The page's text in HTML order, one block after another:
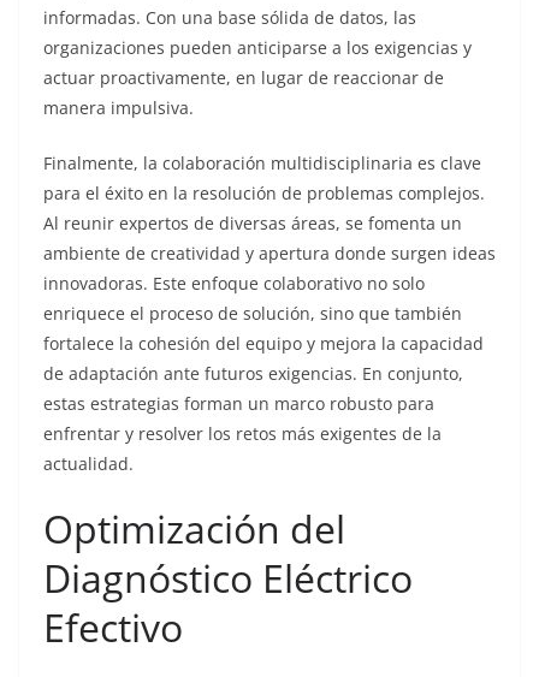
informadas. Con una base sólida de datos, las
organizaciones pueden anticiparse a los exigencias y
actuar proactivamente, en lugar de reaccionar de
manera impulsiva.
Finalmente, la colaboración multidisciplinaria es clave
para el éxito en la resolución de problemas complejos.
Al reunir expertos de diversas áreas, se fomenta un
ambiente de creatividad y apertura donde surgen ideas
innovadoras. Este enfoque colaborativo no solo
enriquece el proceso de solución, sino que también
fortalece la cohesión del equipo y mejora la capacidad
de adaptación ante futuros exigencias. En conjunto,
estas estrategias forman un marco robusto para
enfrentar y resolver los retos más exigentes de la
actualidad.
Optimización del
Diagnóstico Eléctrico
Efectivo